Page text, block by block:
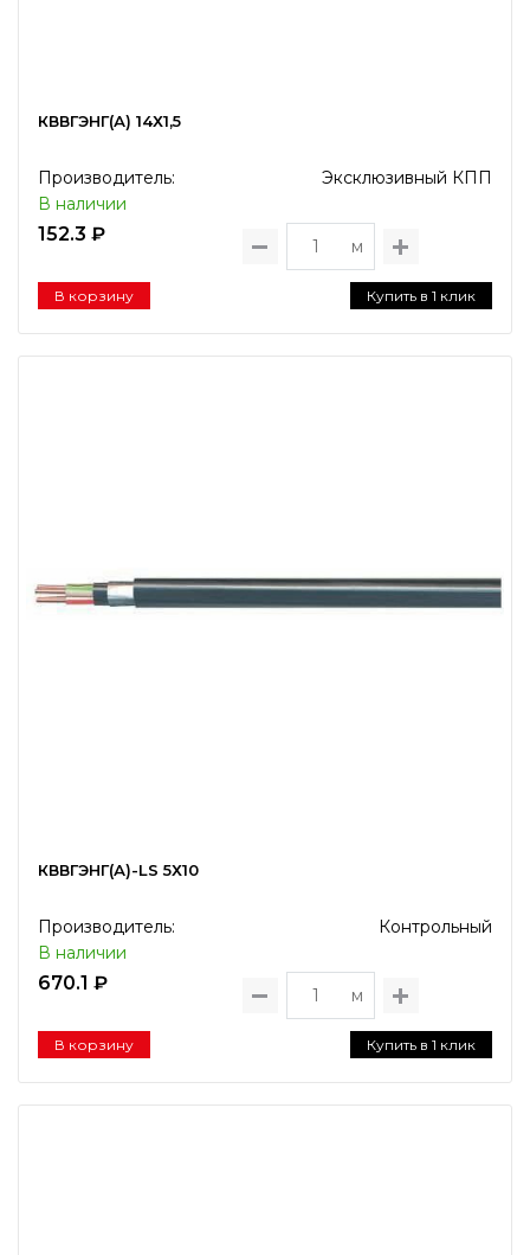
КВВГЭНГ(А) 14Х1,5
Производитель:
Эксклюзивный КПП
В наличии
152.3 ₽
м
В корзину Купить в 1 клик
КВВГЭНГ(А)-LS 5Х10
Производитель:
Контрольный
В наличии
670.1 ₽
м
В корзину Купить в 1 клик